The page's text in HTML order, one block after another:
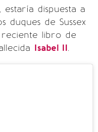
estaría dispuesta a
duques de Sussex
libro de
Isabel II.